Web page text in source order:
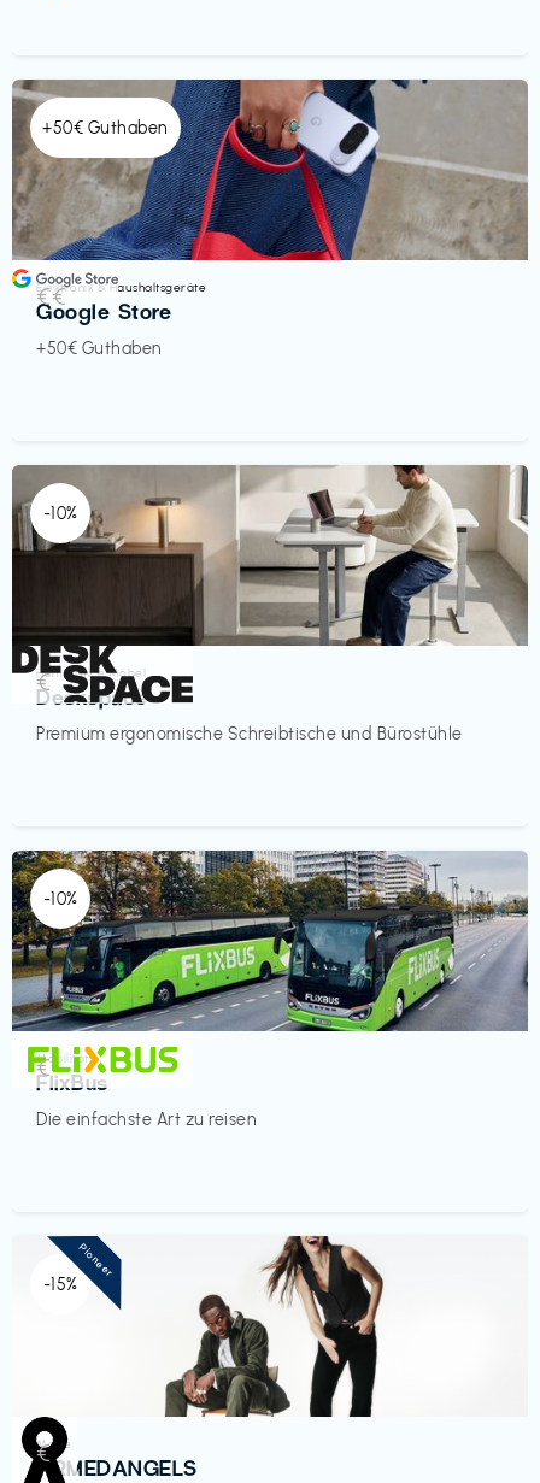
+50€ Guthaben
Elektronik & Haushaltsgeräte
Google Store
+50€ Guthaben
€€‎
-10%
Homeoffice Möbel
Deskspace
Premium ergonomische Schreibtische und Bürostühle
€‎
-10%
Mobilität
FlixBus
Die einfachste Art zu reisen
€‎
-15%
Mode
ARMEDANGELS
€‎
Pioneer